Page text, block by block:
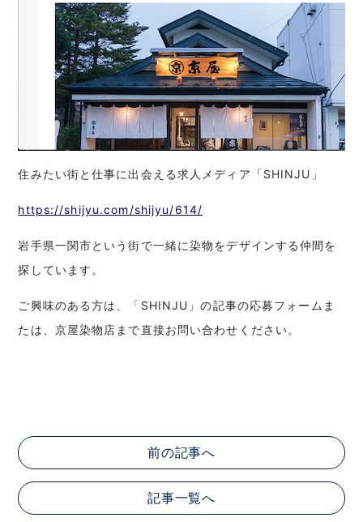
住みたい街と仕事に出会える求人メディア「SHINJU」
https://shijyu.com/shijyu/614/
岩手県一関市という街で一緒に染物をデザインする仲間を
探しています。
ご興味のある方は、「SHINJU」の記事の応募フォームま
たは、京屋染物店まで直接お問い合わせください。
前の記事へ
記事一覧へ